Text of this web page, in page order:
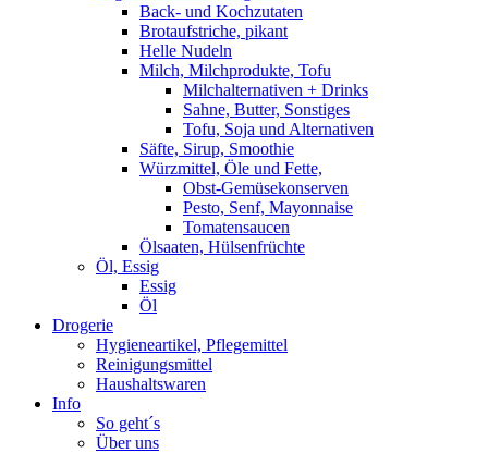
Back- und Kochzutaten
Brotaufstriche, pikant
Helle Nudeln
Milch, Milchprodukte, Tofu
Milchalternativen + Drinks
Sahne, Butter, Sonstiges
Tofu, Soja und Alternativen
Säfte, Sirup, Smoothie
Würzmittel, Öle und Fette,
Obst-Gemüsekonserven
Pesto, Senf, Mayonnaise
Tomatensaucen
Ölsaaten, Hülsenfrüchte
Öl, Essig
Essig
Öl
Drogerie
Hygieneartikel, Pflegemittel
Reinigungsmittel
Haushaltswaren
Info
So geht´s
Über uns